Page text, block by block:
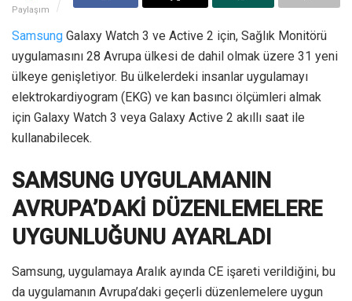
Paylaşım
Samsung Galaxy Watch 3 ve Active 2 için, Sağlık Monitörü
uygulamasını 28 Avrupa ülkesi de dahil olmak üzere 31 yeni
ülkeye genişletiyor. Bu ülkelerdeki insanlar uygulamayı
elektrokardiyogram (EKG) ve kan basıncı ölçümleri almak
için Galaxy Watch 3 veya Galaxy Active 2 akıllı saat ile
kullanabilecek.
SAMSUNG UYGULAMANIN
AVRUPA’DAKİ DÜZENLEMELERE
UYGUNLUĞUNU AYARLADI
Samsung, uygulamaya Aralık ayında CE işareti verildiğini, bu
da uygulamanın Avrupa’daki geçerli düzenlemelere uygun